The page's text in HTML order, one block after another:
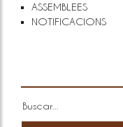
ASSEMBLEES
NOTIFICACIONS